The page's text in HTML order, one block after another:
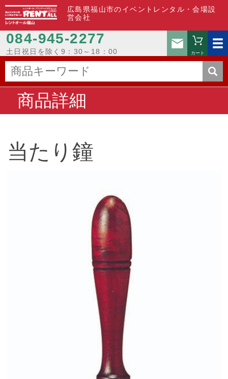
広島県福山市のイベントレンタル・会場設
営会社
084-945-2277
土日祝日を除く9：30～18：00
お問い
カート
商品詳細
当たり鐘